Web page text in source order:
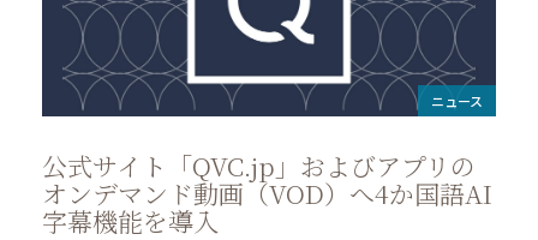
ニュース
公式サイト「QVC.jp」およびアプリの
オンデマンド動画（VOD）へ4か国語AI
字幕機能を導入